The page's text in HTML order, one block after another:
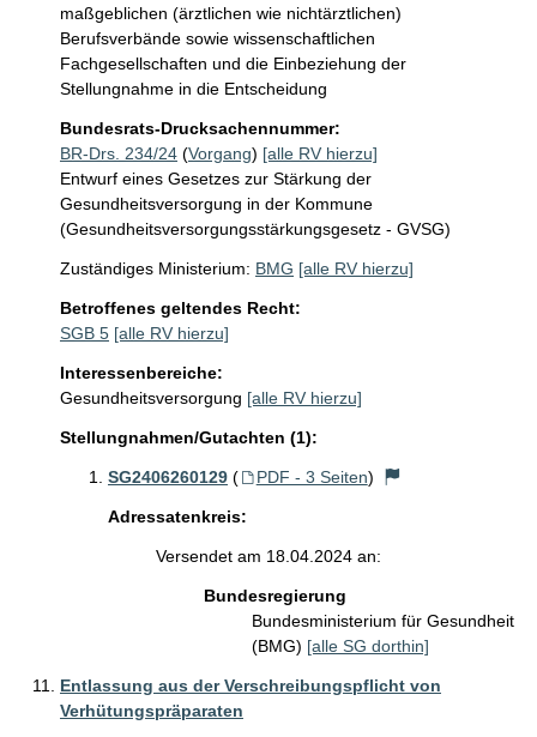
maßgeblichen (ärztlichen wie nichtärztlichen)
Berufsverbände sowie wissenschaftlichen
Fachgesellschaften und die Einbeziehung der
Stellungnahme in die Entscheidung
Bundesrats-Drucksachennummer:
BR-Drs. 234/24 (Vorgang) [alle RV hierzu]
Entwurf eines Gesetzes zur Stärkung der
Gesundheitsversorgung in der Kommune
(Gesundheitsversorgungsstärkungsgesetz - GVSG)
Zuständiges Ministerium: BMG [alle RV hierzu]
Betroffenes geltendes Recht:
SGB 5 [alle RV hierzu]
Interessenbereiche:
Gesundheitsversorgung [alle RV hierzu]
Stellungnahmen/Gutachten (1):
SG2406260129 ( PDF - 3 Seiten)
Adressatenkreis:
Versendet am 18.04.2024 an:
Bundesregierung
Bundesministerium für Gesundheit
(BMG) [alle SG dorthin]
Entlassung aus der Verschreibungspflicht von
Verhütungspräparaten